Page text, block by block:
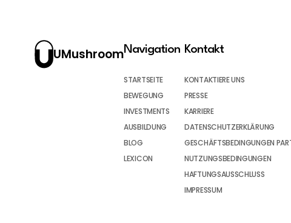
UMushroomNavigation
STARTSEITE
BEWEGUNG
INVESTMENTS
AUSBILDUNG
BLOG
LEXICON
Kontakt
KONTAKTIERE UNS
PRESSE
KARRIERE
DATENSCHUTZERKLÄRUNG
GESCHÄFTSBEDINGUNGEN
NUTZUNGSBEDINGUNGEN
HAFTUNGSAUSSCHLUSS
IMPRESSUM